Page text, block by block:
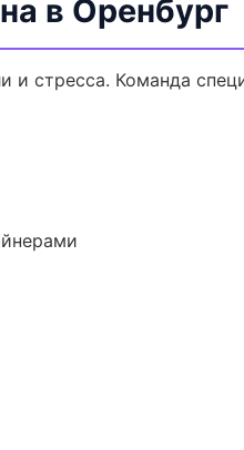
в Оренбург
и стресса. Команда